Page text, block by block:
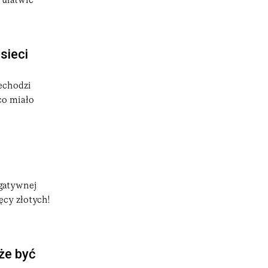
miało
złotych!
być